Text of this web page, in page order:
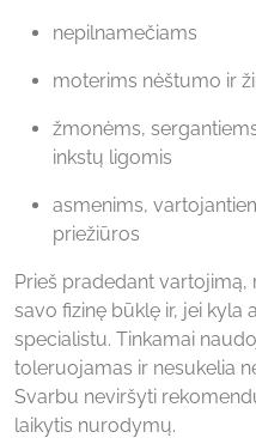
nepilnamečiams
moterims nėštumo ir
žmonėms,
inkstų ligomis
asmenims,
priežiūros
Prieš pradedant
savo fizinę būklę ir, jei kyla
specialistu. Tinkamai
toleruojamas ir nesukelia
Svarbu neviršyti
laikytis nurodymų.